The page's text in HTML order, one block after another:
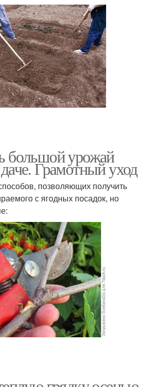
большой урожай
Грамотный уход
позволяющих получить
с ягодных посадок, но